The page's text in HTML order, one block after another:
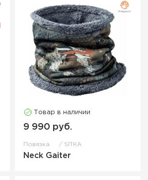
Товар в наличии
9 990 руб.
Повязка SITKA
Neck Gaiter